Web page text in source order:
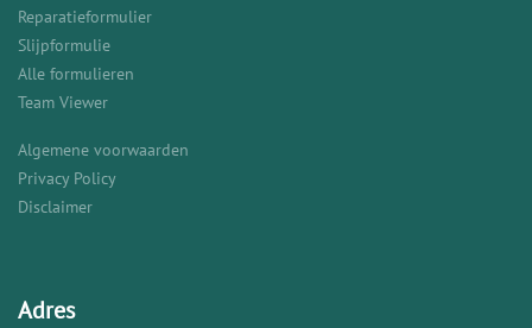
Reparatieformulier
Slijpformulie
Alle formulieren
Team Viewer
Algemene voorwaarden
Privacy Policy
Disclaimer
Adres